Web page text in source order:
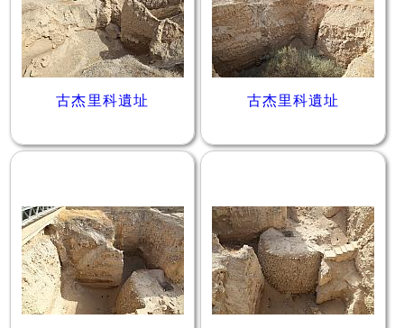
古杰里科遺址 古杰里科遺址